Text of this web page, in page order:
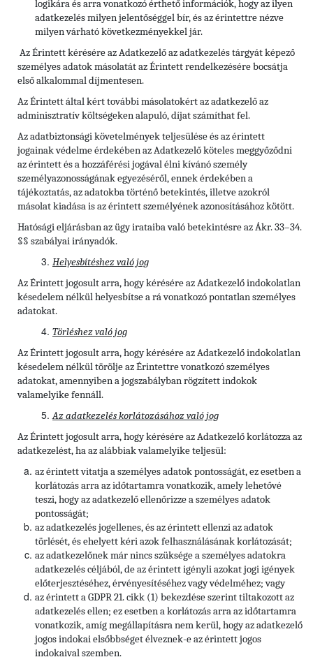
logikára és arra vonatkozó érthető információk, hogy az ilyen
adatkezelés milyen jelentőséggel bír, és az érintettre nézve
milyen várható következményekkel jár.
Az Érintett kérésére az Adatkezelő az adatkezelés tárgyát képező
személyes adatok másolatát az Érintett rendelkezésére bocsátja
első alkalommal díjmentesen.
Az Érintett által kért további másolatokért az adatkezelő az
adminisztratív költségeken alapuló, díjat számíthat fel.
Az adatbiztonsági követelmények teljesülése és az érintett
jogainak védelme érdekében az Adatkezelő köteles meggyőződni
az érintett és a hozzáférési jogával élni kívánó személy
személyazonosságának egyezéséről, ennek érdekében a
tájékoztatás, az adatokba történő betekintés, illetve azokról
másolat kiadása is az érintett személyének azonosításához kötött.
Hatósági eljárásban az ügy irataiba való betekintésre az Ákr. 33–34.
§§ szabályai irányadók.
Helyesbítéshez való jog
Az Érintett jogosult arra, hogy kérésére az Adatkezelő indokolatlan
késedelem nélkül helyesbítse a rá vonatkozó pontatlan személyes
adatokat.
Törléshez való jog
Az Érintettjogosult arra, hogy kérésére az Adatkezelő indokolatlan
késedelem nélkül törölje az Érintettre vonatkozó személyes
adatokat, amennyiben a jogszabályban rögzített indokok
valamelyike fennáll.
Az adatkezelés korlátozásához való jog
Az Érintett jogosult arra, hogy kérésére az Adatkezelő korlátozza az
adatkezelést, ha az alábbiak valamelyike teljesül:
az érintett vitatja a személyes adatok pontosságát, ez esetben a
korlátozás arra az időtartamra vonatkozik, amely lehetővé
teszi, hogy az adatkezelő ellenőrizze a személyes adatok
pontosságát;
az adatkezelés jogellenes, és az érintett ellenzi az adatok
törlését, és ehelyett kéri azok felhasználásának korlátozását;
az adatkezelőnek már nincs szüksége a személyes adatokra
adatkezelés céljából, de az érintett igényli azokat jogi igények
előterjesztéséhez, érvényesítéséhez vagy védelméhez; vagy
az érintett a GDPR 21. cikk (1) bekezdése szerint tiltakozott az
adatkezelés ellen; ez esetben a korlátozás arra az időtartamra
vonatkozik, amíg megállapításra nem kerül, hogy az adatkezelő
jogos indokai elsőbbséget élveznek-e az érintett jogos
indokaival szemben.